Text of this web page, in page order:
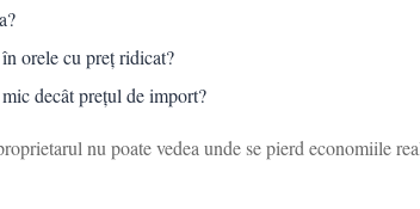
orele cu preț ridicat?
decât prețul de import?
nu poate vedea unde se pierd economiile